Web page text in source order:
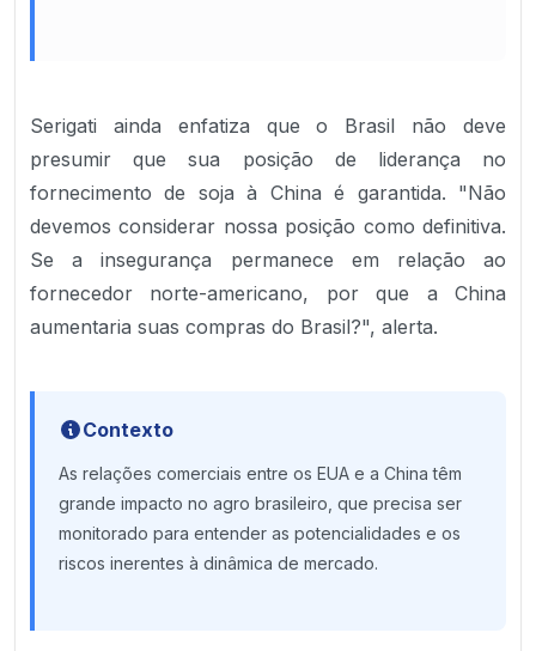
Serigati ainda enfatiza que o Brasil não deve
presumir que sua posição de liderança no
fornecimento de soja à China é garantida. "Não
devemos considerar nossa posição como definitiva.
Se a insegurança permanece em relação ao
fornecedor norte-americano, por que a China
aumentaria suas compras do Brasil?", alerta.
Contexto
As relações comerciais entre os EUA e a China têm
grande impacto no agro brasileiro, que precisa ser
monitorado para entender as potencialidades e os
riscos inerentes à dinâmica de mercado.